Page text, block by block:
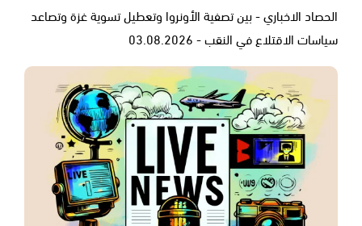
الحصاد الاخباري - بين تصفية الأونروا وتعطيل تسوية غزة وتصاعد
سياسات الاقتلاع في النقب - 03.08.2026